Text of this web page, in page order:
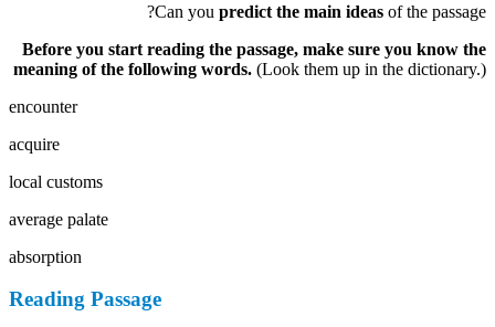
Can you predict the main ideas of the passage?
Before you start reading the passage, make sure you know the
meaning of the following words. (Look them up in the dictionary.)
encounter
acquire
local customs
average palate
absorption
Reading Passage